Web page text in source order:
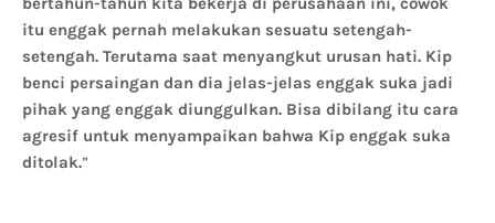
itu enggak pernah melakukan sesuatu setengah-
setengah. Terutama saat menyangkut urusan hati. Kip
benci persaingan dan dia jelas-jelas enggak suka jadi
pihak yang enggak diunggulkan. Bisa dibilang itu cara
agresif untuk menyampaikan bahwa Kip enggak suka
ditolak.”